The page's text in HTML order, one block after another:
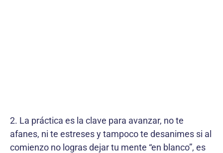
2. La práctica es la clave para avanzar, no te
afanes, ni te estreses y tampoco te desanimes si al
comienzo no logras dejar tu mente “en blanco”, es